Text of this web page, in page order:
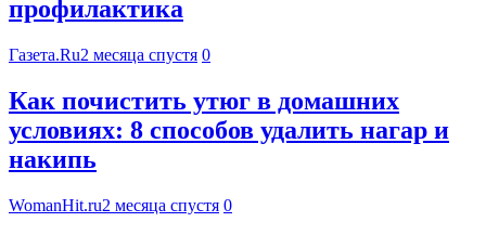
профилактика
Газета.Ru2 месяца спустя 0
Как почистить утюг в домашних
условиях: 8 способов удалить нагар и
накипь
WomanHit.ru2 месяца спустя 0